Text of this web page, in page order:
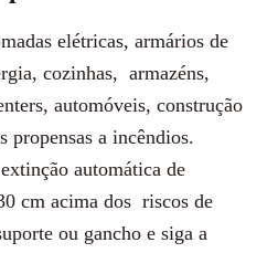
elétricas, armários de
cozinhas, armazéns,
automóveis, construção
propensas a incêndios.
automática de
cm acima dos riscos de
ou gancho e siga a